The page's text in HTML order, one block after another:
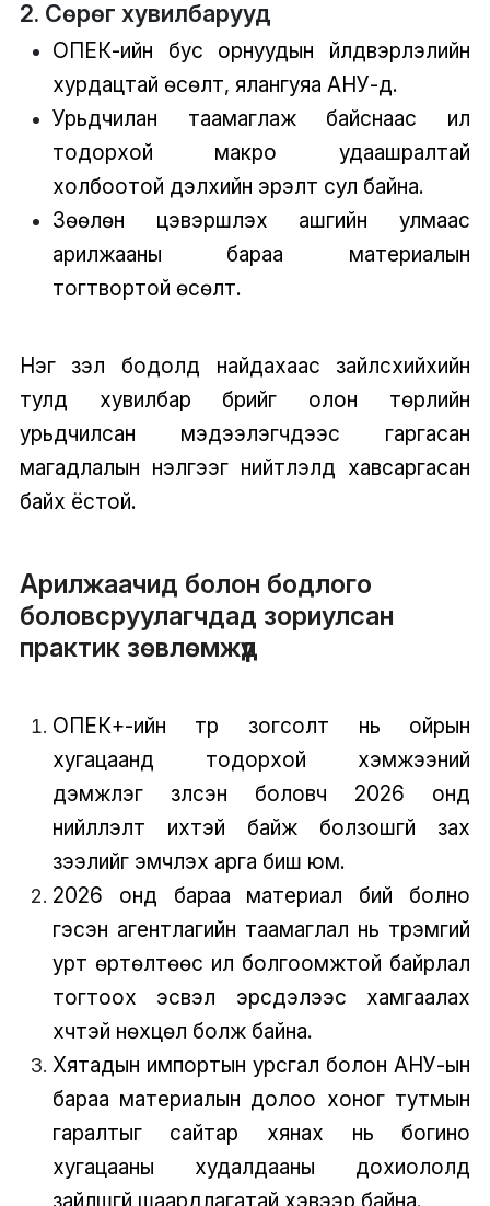
2. Сөрөг хувилбарууд
ОПЕК-ийн бус орнуудын үйлдвэрлэлийн
хурдацтай өсөлт, ялангуяа АНУ-д.
Урьдчилан таамаглаж байснаас илүү
тодорхой макро удаашралтай
холбоотой дэлхийн эрэлт сул байна.
Зөөлөн цэвэршүүлэх ашгийн улмаас
арилжааны бараа материалын
тогтвортой өсөлт.
Нэг үзэл бодолд найдахаас зайлсхийхийн
тулд хувилбар бүрийг олон төрлийн
урьдчилсан мэдээлэгчдээс гаргасан
магадлалын үнэлгээг нийтлэлд хавсаргасан
байх ёстой.
Арилжаачид болон бодлого
боловсруулагчдад зориулсан
практик зөвлөмжүүд
ОПЕК+-ийн түр зогсолт нь ойрын
хугацаанд тодорхой хэмжээний
дэмжлэг үзүүлсэн боловч 2026 онд
нийлүүлэлт ихтэй байж болзошгүй зах
зээлийг эмчлэх арга биш юм.
2026 онд бараа материал бий болно
гэсэн агентлагийн таамаглал нь түрэмгий
урт өртөлтөөс илүү болгоомжтой байрлал
тогтоох эсвэл эрсдэлээс хамгаалах
хүчтэй нөхцөл болж байна.
Хятадын импортын урсгал болон АНУ-ын
бараа материалын долоо хоног тутмын
гаралтыг сайтар хянах нь богино
хугацааны худалдааны дохиололд
зайлшгүй шаардлагатай хэвээр байна.